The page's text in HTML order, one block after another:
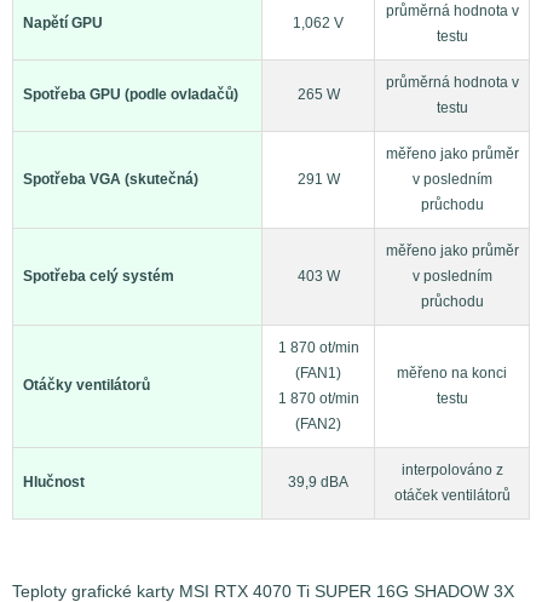
Napětí GPU 1,062 V
průměrná hodnota v
testu
Spotřeba GPU (podle ovladačů) 265 W
průměrná hodnota v
testu
Spotřeba VGA (skutečná) 291 W
měřeno jako průměr
v posledním
průchodu
Spotřeba celý systém 403 W
měřeno jako průměr
v posledním
průchodu
Otáčky ventilátorů
1 870 ot/min
(FAN1)
1 870 ot/min
(FAN2)
měřeno na konci
testu
Hlučnost 39,9 dBA
interpolováno z
otáček ventilátorů
Teploty grafické karty MSI RTX 4070 Ti SUPER 16G SHADOW 3X